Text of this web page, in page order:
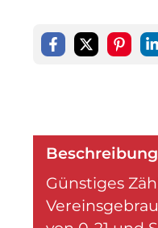
Beschreibung
Günstiges